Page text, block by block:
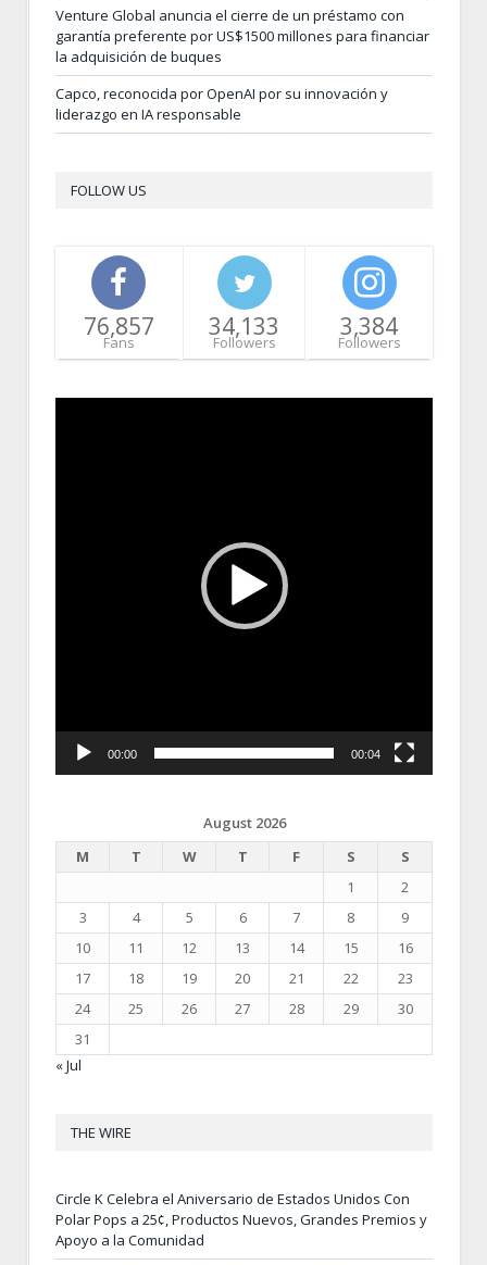
Venture Global anuncia el cierre de un préstamo con
garantía preferente por US$1500 millones para financiar
la adquisición de buques
Capco, reconocida por OpenAI por su innovación y
liderazgo en IA responsable
FOLLOW US
76,857
Fans
34,133
Followers
3,384
Followers
00:00 00:04
August 2026
M
T W T F S
S
1
2
3
4 5 6 7 8
9
10
11 12 13 14 15
16
17
18 19 20 21 22
23
24
25 26 27 28 29
30
31
« Jul
THE WIRE
Circle K Celebra el Aniversario de Estados Unidos Con
Polar Pops a 25¢, Productos Nuevos, Grandes Premios y
Apoyo a la Comunidad